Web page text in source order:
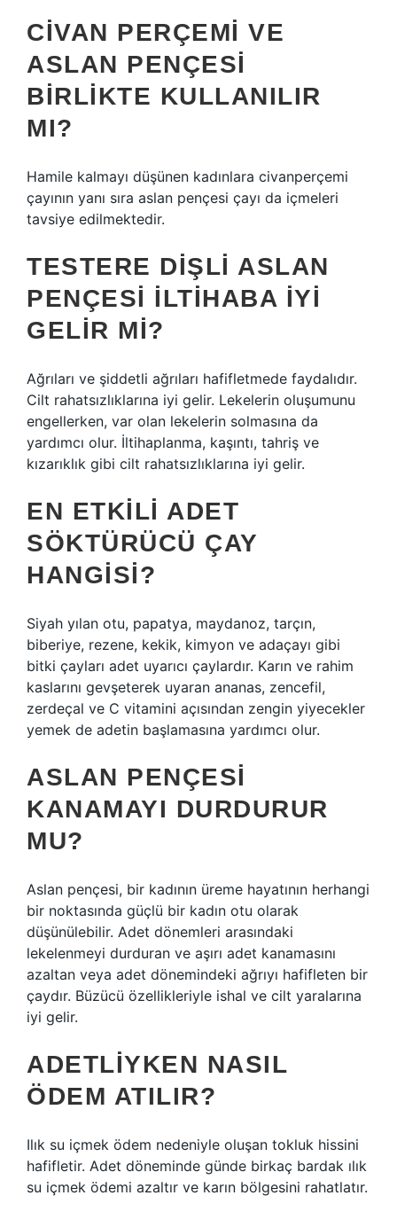
CIVAN PERÇEMI VE
ASLAN PENÇESI
BIRLIKTE KULLANILIR
MI?
Hamile kalmayı düşünen kadınlara civanperçemi
çayının yanı sıra aslan pençesi çayı da içmeleri
tavsiye edilmektedir.
TESTERE DIŞLI ASLAN
PENÇESI ILTIHABA IYI
GELIR MI?
Ağrıları ve şiddetli ağrıları hafifletmede faydalıdır.
Cilt rahatsızlıklarına iyi gelir. Lekelerin oluşumunu
engellerken, var olan lekelerin solmasına da
yardımcı olur. İltihaplanma, kaşıntı, tahriş ve
kızarıklık gibi cilt rahatsızlıklarına iyi gelir.
EN ETKILI ADET
SÖKTÜRÜCÜ ÇAY
HANGISI?
Siyah yılan otu, papatya, maydanoz, tarçın,
biberiye, rezene, kekik, kimyon ve adaçayı gibi
bitki çayları adet uyarıcı çaylardır. Karın ve rahim
kaslarını gevşeterek uyaran ananas, zencefil,
zerdeçal ve C vitamini açısından zengin yiyecekler
yemek de adetin başlamasına yardımcı olur.
ASLAN PENÇESI
KANAMAYI DURDURUR
MU?
Aslan pençesi, bir kadının üreme hayatının herhangi
bir noktasında güçlü bir kadın otu olarak
düşünülebilir. Adet dönemleri arasındaki
lekelenmeyi durduran ve aşırı adet kanamasını
azaltan veya adet dönemindeki ağrıyı hafifleten bir
çaydır. Büzücü özellikleriyle ishal ve cilt yaralarına
iyi gelir.
ADETLIYKEN NASIL
ÖDEM ATILIR?
Ilık su içmek ödem nedeniyle oluşan tokluk hissini
hafifletir. Adet döneminde günde birkaç bardak ılık
su içmek ödemi azaltır ve karın bölgesini rahatlatır.